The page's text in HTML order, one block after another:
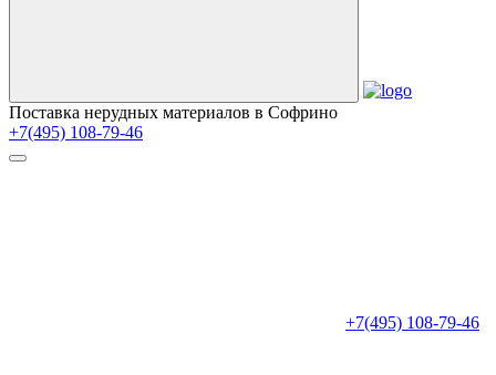
Поставка нерудных материалов в Софрино
+7(495) 108-79-46
+7(495) 108-79-46